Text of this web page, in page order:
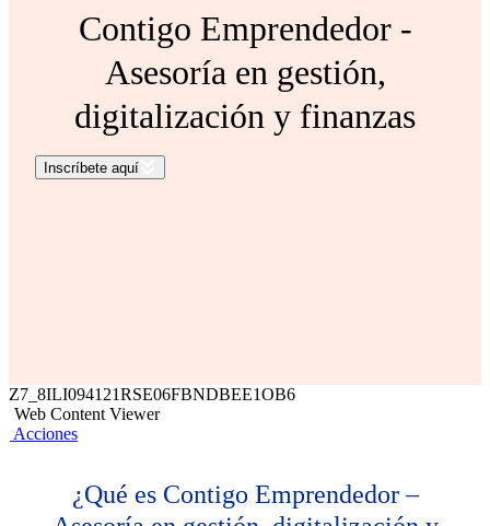
Contigo Emprendedor -
Asesoría en gestión,
digitalización y finanzas
Inscríbete aquí
Z7_8ILI094121RSE06FBNDBEE1OB6
Web Content Viewer
Acciones
¿Qué es Contigo Emprendedor –